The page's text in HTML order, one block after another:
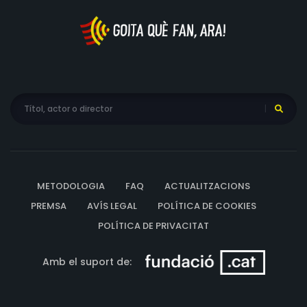
METODOLOGIA FAQ
ACTUALITZACIONS
PREMSA
AVÍS LEGAL
POLÍTICA DE COOKIES
POLÍTICA DE PRIVACITAT
Amb el suport de: